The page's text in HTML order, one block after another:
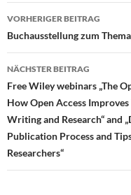
VORHERIGER BEITRAG
Buchausstellung zum
NÄCHSTER BEITRAG
Free Wiley webinars „The
How Open Access
Writing and Research“ and
Publication Process and
Researchers“